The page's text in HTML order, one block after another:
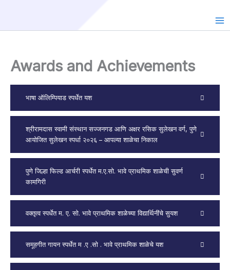
Awards and Achievements
भाषा ऑलिम्पियाड स्पर्धेत यश
श्रीरामदास स्वामी संस्थान सज्जनगड आणि अक्षर रसिक सुलेखन वर्ग, पुणे
आयोजित सुलेखन स्पर्धा २०२६ – आपल्या शाळेचा निकाल
पुणे जिल्हा फिल्ड आर्चरी स्पर्धेत म.ए.सो. भावे प्राथमिक शाळेची सुवर्ण
कामगिरी
वक्तृत्व स्पर्धेत म. ए. सो. भावे प्राथमिक शाळेच्या विद्यार्थिनींचे सुयश
समूहगीत गायन स्पर्धेत म .ए .सो . भावे प्राथमिक शाळेचे यश